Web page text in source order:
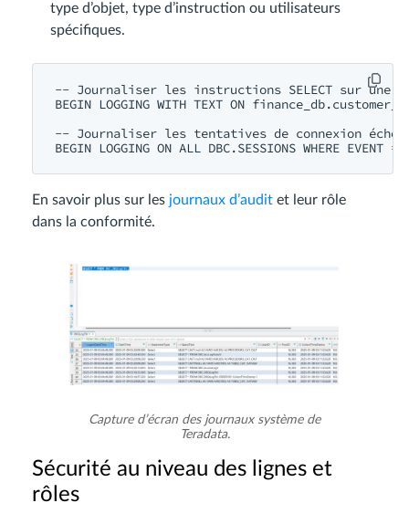
type d’objet, type d’instruction ou utilisateurs
spécifiques.
-- Journaliser les instructions SELECT sur une
BEGIN LOGGING WITH TEXT ON
-- Journaliser les tentatives de connexion
En savoir plus sur les journaux d’audit et leur rôle
dans la conformité.
Capture d’écran des journaux système de
Teradata.
Sécurité au niveau des lignes et
rôles